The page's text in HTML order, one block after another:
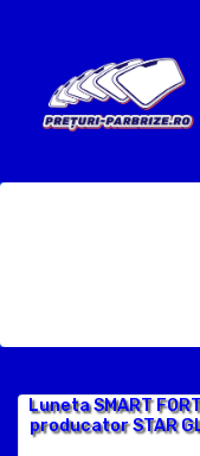
Luneta SMART
producator STAR